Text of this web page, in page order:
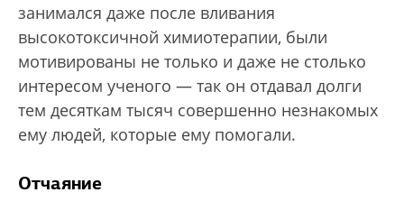
занимался даже после вливания
высокотоксичной химиотерапии, были
мотивированы не только и даже не столько
интересом ученого — так он отдавал долги
тем десяткам тысяч совершенно незнакомых
ему людей, которые ему помогали.
Отчаяние